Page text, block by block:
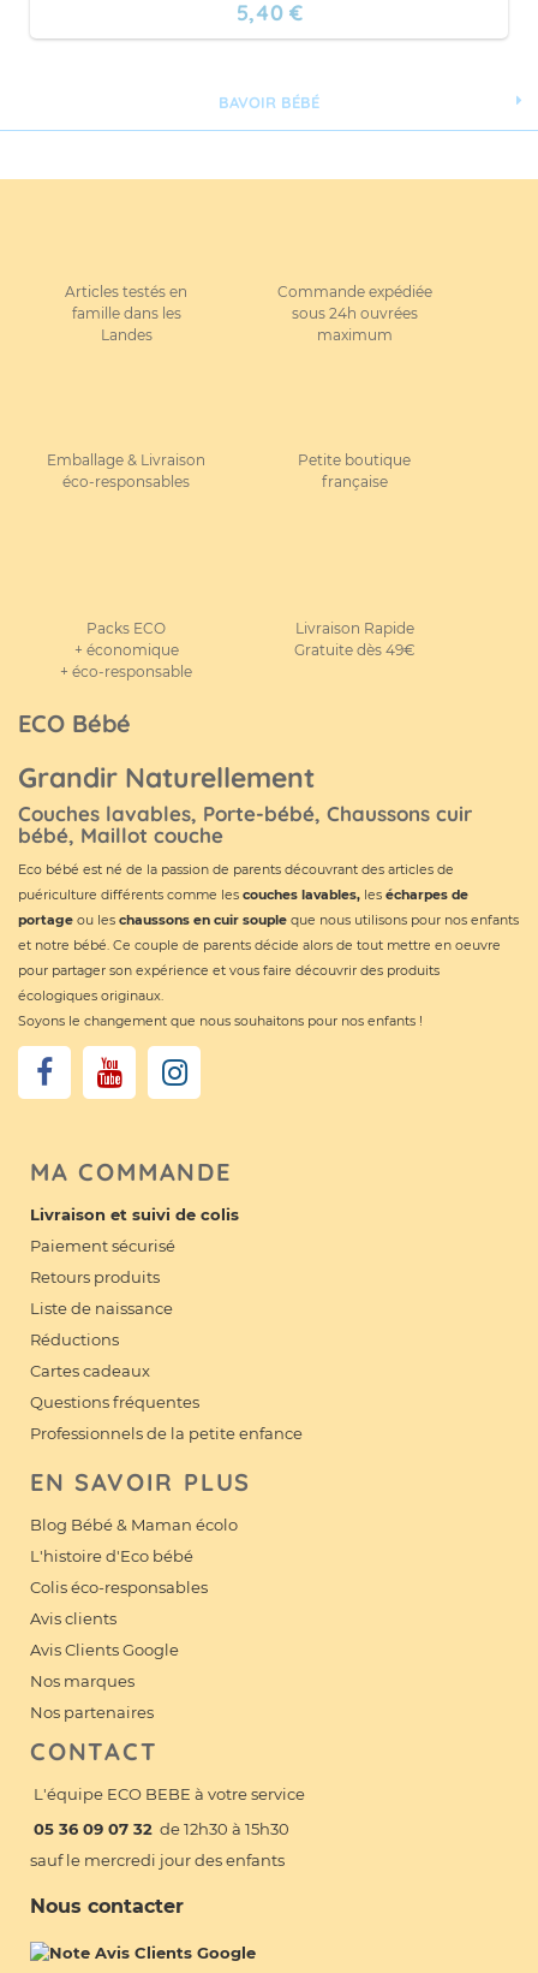
BAVOIR BÉBÉ
5,40 €
Articles testés en
famille dans les
Landes
Commande expédiée
sous 24h ouvrées
maximum
Emballage & Livraison
éco-responsables
Petite boutique
française
Packs ECO
+ économique
+ éco-responsable
Livraison Rapide
Gratuite dès 49€
ECO Bébé
Grandir Naturellement
Couches lavables, Porte-bébé, Chaussons cuir
bébé, Maillot couche
Eco bébé est né de la passion de parents découvrant des articles de
puériculture différents comme les couches lavables, les écharpes de
portage ou les chaussons en cuir souple que nous utilisons pour nos enfants
et notre bébé. Ce couple de parents décide alors de tout mettre en oeuvre
pour partager son expérience et vous faire découvrir des produits
écologiques originaux.
Soyons le changement que nous souhaitons pour nos enfants !
MA COMMANDE
Livraison et suivi de colis
Paiement sécurisé
Retours produits
Liste de naissance
Réductions
Cartes cadeaux
Questions fréquentes
Professionnels de la petite enfance
EN SAVOIR PLUS
Blog Bébé & Maman écolo
L'histoire d'Eco bébé
Colis éco-responsables
Avis clients
Avis Clients Google
Nos marques
Nos partenaires
CONTACT
L'équipe ECO BEBE à votre service
05 36 09 07 32 de 12h30 à 15h30
sauf le mercredi jour des enfants
Nous contacter